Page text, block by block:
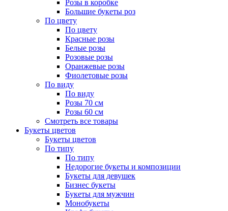
Розы в коробке
Большие букеты роз
По цвету
По цвету
Красные розы
Белые розы
Розовые розы
Оранжевые розы
Фиолетовые розы
По виду
По виду
Розы 70 см
Розы 60 см
Смотреть все товары
Букеты цветов
Букеты цветов
По типу
По типу
Недорогие букеты и композиции
Букеты для девушек
Бизнес букеты
Букеты для мужчин
Монобукеты